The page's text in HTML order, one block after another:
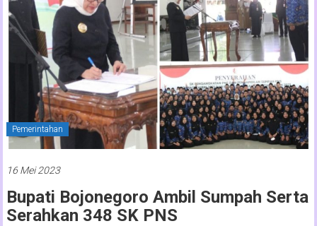
Media
Online
Jawa
Pemerintahan
16 Mei 2023
Bupati Bojonegoro Ambil Sumpah Serta
Serahkan 348 SK PNS